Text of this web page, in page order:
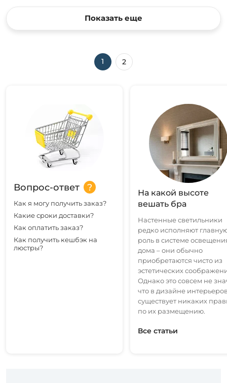
Показать еще
1 2
Вопрос-ответ
Как я могу получить заказ?
Какие сроки доставки?
Как оплатить заказ?
Как получить кешбэк на
люстры?
На какой высоте
вешать бра
Настенные светильники
редко исполняют
роль в системе
дома – они обычно
приобретаются чисто из
эстетических
Однако это совсем не
что в дизайне
существует никаких
по их размещению.
Все статьи